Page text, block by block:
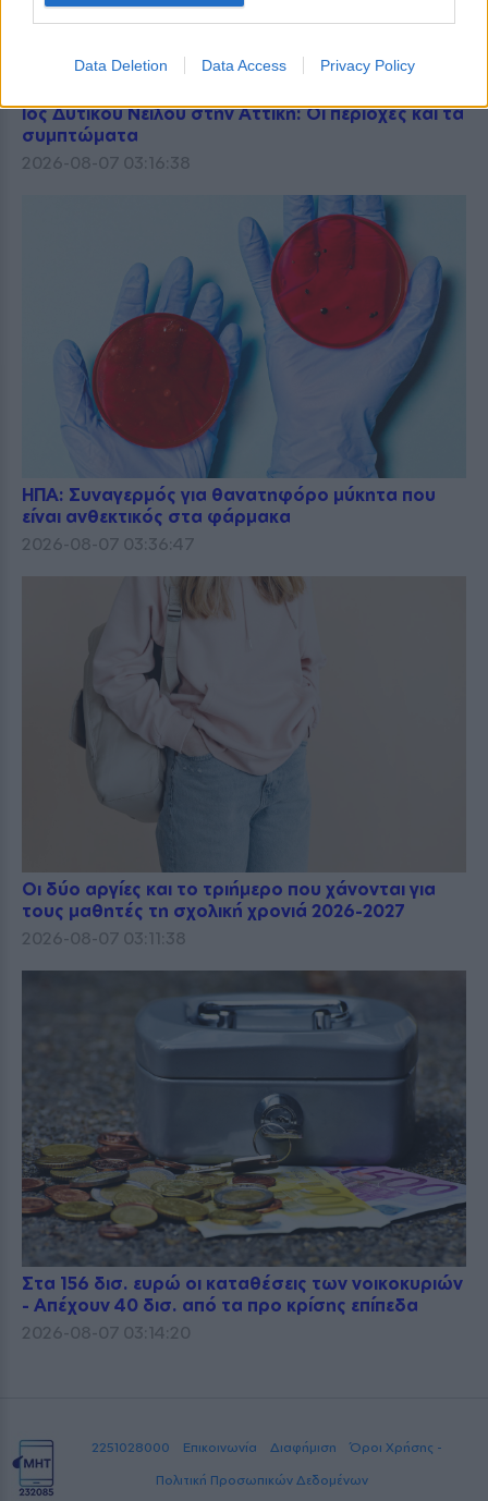
Data Deletion Data Access Privacy Policy
Ιός Δυτικού Νείλου στην Αττική: Οι περιοχές και τα
συμπτώματα
2026-08-07 03:16:38
ΗΠΑ: Συναγερμός για θανατηφόρο μύκητα που
είναι ανθεκτικός στα φάρμακα
2026-08-07 03:36:47
Οι δύο αργίες και το τριήμερο που χάνονται για
τους μαθητές τη σχολική χρονιά 2026-2027
2026-08-07 03:11:38
Στα 156 δισ. ευρώ οι καταθέσεις των νοικοκυριών
- Απέχουν 40 δισ. από τα προ κρίσης επίπεδα
2026-08-07 03:14:20
2251028000 Επικοινωνία Διαφήμιση
Όροι Χρήσης -
Πολιτική Προσωπικών Δεδομένων